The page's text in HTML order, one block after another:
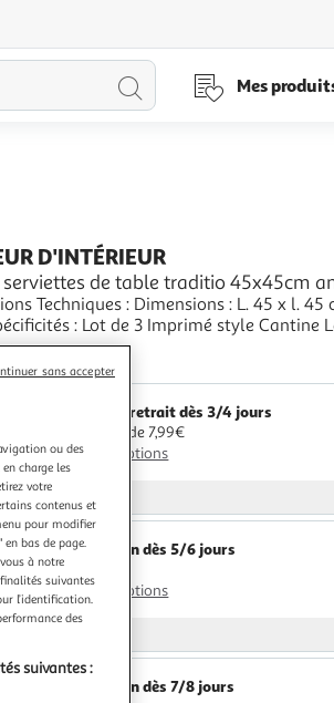
Lancer
Mes
D'INTÉRIEUR
serviettes de table traditio 45x45cm
Techniques : Dimensions : L. 45 x l. 45
: Lot de 3 Imprimé style Cantine
40° Entretien facile Poids : 0,14 kg
+
Paris Prix
Livr. ou retrait dès 3/4 jours
A partir de 7,99€
Plus d'options
Paris Prix
Livraison dès 5/6 jours
Plus d'options
Livraison dès 7/8 jours
ou des
charge les
votre
contenus et
pour modifier
bas de page.
à notre
suivantes
l’identification.
des
suivantes :
sans accepter